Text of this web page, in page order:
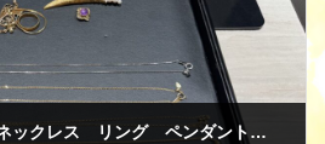
貴金属 ジュエリー ネックレス リング ペンダントトップ ブローチ プラチナ K18イエローゴールド PT850 プラチナ アメジスト ダイヤモンド パール 買取